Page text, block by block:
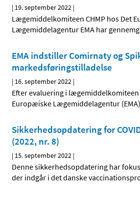
| 19. september 2022 |
Lægemiddelkomiteen CHMP hos Det
Lægemiddelagentur EMA har
EMA indstiller Comirnaty og
markedsføringstilladelse
| 16. september 2022 |
Efter evaluering i lægemiddelkomiteen
Europæiske Lægemiddelagentur
Sikkerhedsopdatering for
(2022, nr. 8)
| 15. september 2022 |
Denne sikkerhedsopdatering har
der indgår i det danske